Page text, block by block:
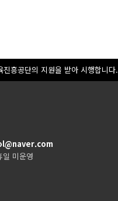
흥공단의 지원을 받아 시행합니다.
미운영